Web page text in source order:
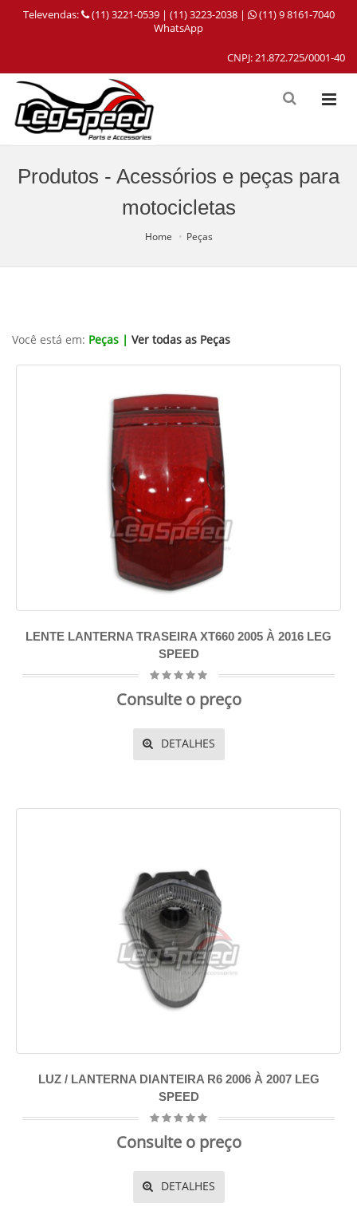
Televendas: (11) 3221-0539 | (11) 3223-2038 |
(11) 9 8161-7040
WhatsApp
CNPJ: 21.872.725/0001-40
Produtos - Acessórios e peças para
motocicletas
Home Peças
Você está em: Peças | Ver todas as Peças
LENTE LANTERNA TRASEIRA XT660 2005 À 2016 LEG
SPEED
Consulte o preço
DETALHES
LUZ / LANTERNA DIANTEIRA R6 2006 À 2007 LEG
SPEED
Consulte o preço
DETALHES